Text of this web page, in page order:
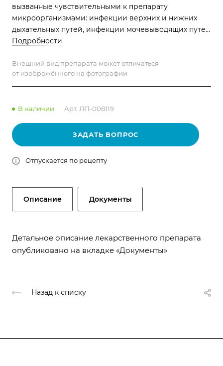
вызванные чувствительными к препарату
микроорганизмами: инфекции верхних и нижних
дыхательных путей, инфекции мочевыводящих путей
и т.д.
Подробности
Внешний вид препарата может отличаться
от изображённого на фотографии
В наличии Арт. ЛП-008119
ЗАДАТЬ ВОПРОС
Отпускается по рецепту
Описание Документы
Детальное описание лекарственного препарата
опубликовано на вкладке «Документы»
Назад к списку